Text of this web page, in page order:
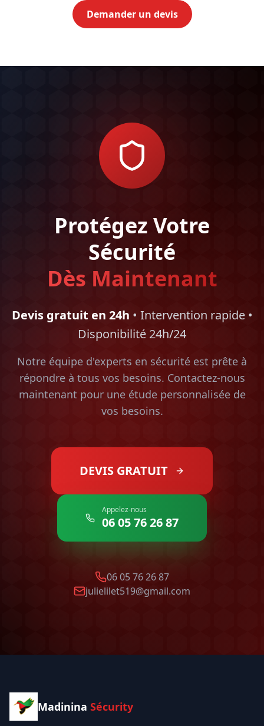
Demander un devis
Protégez Votre
Sécurité
Dès Maintenant
Devis gratuit en 24h • Intervention rapide •
Disponibilité 24h/24
Notre équipe d'experts en sécurité est prête à
répondre à tous vos besoins. Contactez-nous
maintenant pour une étude personnalisée de
vos besoins.
DEVIS GRATUIT
Appelez-nous
06 05 76 26 87
06 05 76 26 87
julielilet519@gmail.com
Madinina Sécurity